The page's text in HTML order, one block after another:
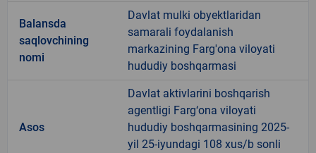
Balansda
saqlovchining
nomi
Davlat mulki obyektlaridan
samarali foydalanish
markazining Farg'ona viloyati
hududiy boshqarmasi
Asos
Davlat aktivlarini boshqarish
agentligi Farg‘ona viloyati
hududiy boshqarmasining 2025-
yil 25-iyundagi 108 xus/b sonli